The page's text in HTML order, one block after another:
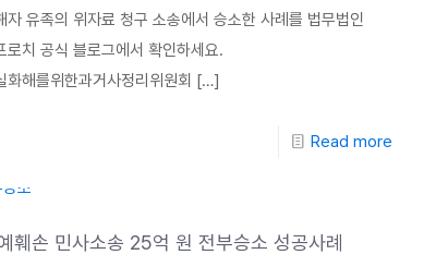
자 유족의 위자료 청구 소송에서 승소한 사례를 법무법인
로치 공식 블로그에서 확인하세요.
화해를위한과거사정리위원회 […]
Read more
훼손 민사소송 25억 원 전부승소 성공사례